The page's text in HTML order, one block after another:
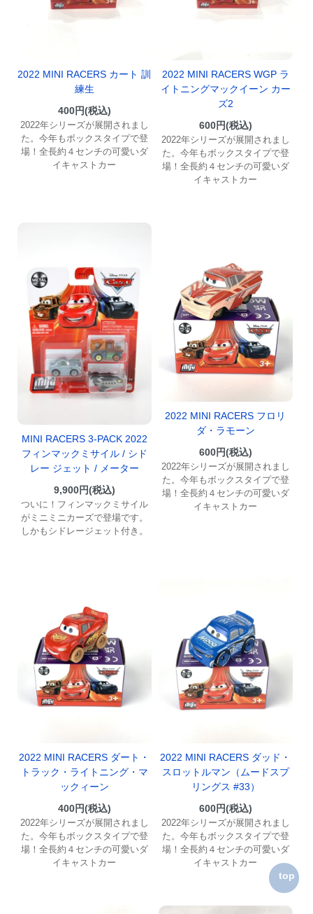
top
2022 MINI RACERS カート 訓
練生
400円(税込)
2022年シリーズが展開されまし
た。今年もボックスタイプで登
場！全長約４センチの可愛いダ
イキャストカー
2022 MINI RACERS WGP ラ
イトニングマックイーン カー
ズ2
600円(税込)
2022年シリーズが展開されまし
た。今年もボックスタイプで登
場！全長約４センチの可愛いダ
イキャストカー
MINI RACERS 3-PACK 2022
フィンマックミサイル / シド
レー ジェット / メーター
9,900円(税込)
ついに！フィンマックミサイル
がミニミニカーズで登場です。
しかもシドレージェット付き。
2022 MINI RACERS フロリ
ダ・ラモーン
600円(税込)
2022年シリーズが展開されまし
た。今年もボックスタイプで登
場！全長約４センチの可愛いダ
イキャストカー
2022 MINI RACERS ダート・
トラック・ライトニング・マ
ックィーン
400円(税込)
2022年シリーズが展開されまし
た。今年もボックスタイプで登
場！全長約４センチの可愛いダ
イキャストカー
2022 MINI RACERS ダッド・
スロットルマン（ムードスプ
リングス #33）
600円(税込)
2022年シリーズが展開されまし
た。今年もボックスタイプで登
場！全長約４センチの可愛いダ
イキャストカー